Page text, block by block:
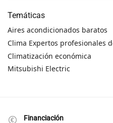
Temáticas
Aires acondicionados baratos
Clima Expertos profesionales
Climatización económica
Mitsubishi Electric
Financiación